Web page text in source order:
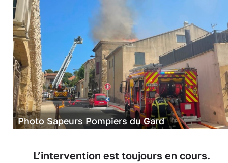
Photo Sapeurs Pompiers du Gard
L’intervention est toujours en cours.